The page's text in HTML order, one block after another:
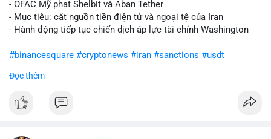
- OFAC Mỹ phạt Shelbit và Aban Tether
- Mục tiêu: cắt nguồn tiền điện tử và ngoại tệ của Iran
- Hành động tiếp tục chiến dịch áp lực tài chính Washington
#binancesquare #cryptonews #iran #sanctions #usdt
$usdt
#vlikevn #titanbot
Đọc thêm